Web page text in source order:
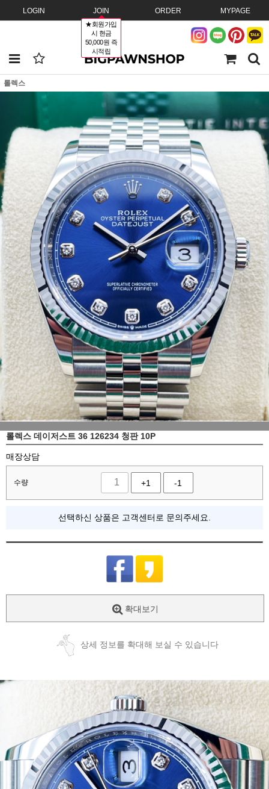
LOGIN JOIN
★회원가입
시 현금
50,000원 즉
시적립
ORDER MYPAGE
롤렉스
롤렉스 데이저스트 36 126234 청판 10P
매장상담
수량 +1 -1
선택하신 상품은 고객센터로 문의주세요.
확대보기
상세 정보를 확대해 보실 수 있습니다